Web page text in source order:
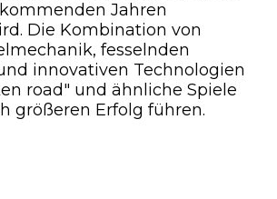
Jahren
Die Kombination von
fesselnden
innovativen Technologien
road" und ähnliche Spiele
größeren Erfolg führen.